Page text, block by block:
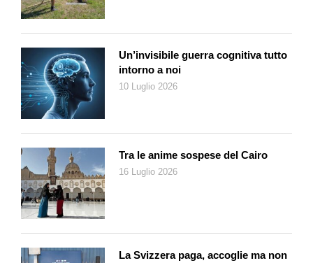
Un’invisibile guerra cognitiva tutto
intorno a noi
10 Luglio 2026
Tra le anime sospese del Cairo
16 Luglio 2026
La Svizzera paga, accoglie ma non